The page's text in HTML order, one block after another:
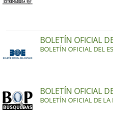
BOLETÍN OFICIAL
BOLETÍN OFICIAL DEL
BOLETÍN OFICIAL
BOLETÍN OFICIAL DE